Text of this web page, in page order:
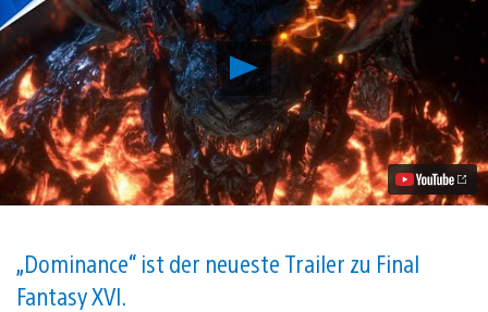
Neuer
Trailer
zu
Final
Fantasy
XVI
enthüllt,
Veröffentlichung
2023
auf
„Dominance“ ist der neueste Trailer zu Final
Fantasy XVI.